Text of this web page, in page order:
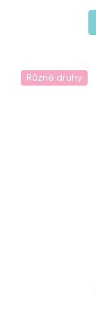
Různé druhy